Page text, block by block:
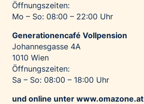
Öffnungszeiten:
Mo – So: 08:00 – 22:00 Uhr
Generationencafé Vollpension
Johannesgasse 4A
1010 Wien
Öffnungszeiten:
Sa – So: 08:00 – 18:00 Uhr
und online unter www.omazone.at